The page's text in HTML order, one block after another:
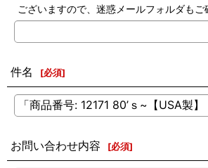
ございますので、迷惑メールフォルダもご
件名 [必須]
お問い合わせ内容 [必須]